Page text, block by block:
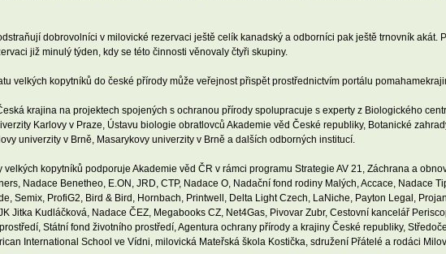
dobrovolníci v milovické rezervaci ještě celík kanadský a odborníci pak ještě trnovník akát.
již minulý týden, kdy se této činnosti věnovaly čtyři skupiny.
velkých kopytníků do české přírody může veřejnost přispět prostřednictvím portálu
krajina na projektech spojených s ochranou přírody spolupracuje s experty z Biologického
Karlovy v Praze, Ústavu biologie obratlovců Akademie věd České republiky, Botanické
univerzity v Brně, Masarykovy univerzity v Brně a dalších odborných institucí.
velkých kopytníků podporuje Akademie věd ČR v rámci programu Strategie AV 21, Záchrana a
Nadace Benetheo, E.ON, JRD, CTP, Nadace O, Nadační fond rodiny Malých, Accace, Nadace
Semix, ProfiG2, Bird & Bird, Hornbach, Printwell, Delta Light Czech, LaNiche, Payton Legal,
Jitka Kudláčková, Nadace ČEZ, Megabooks CZ, Net4Gas, Pivovar Zubr, Cestovní kancelář
Státní fond životního prostředí, Agentura ochrany přírody a krajiny České republiky,
International School ve Vídni, milovická Mateřská škola Kostička, sdružení Přátelé a rodáci